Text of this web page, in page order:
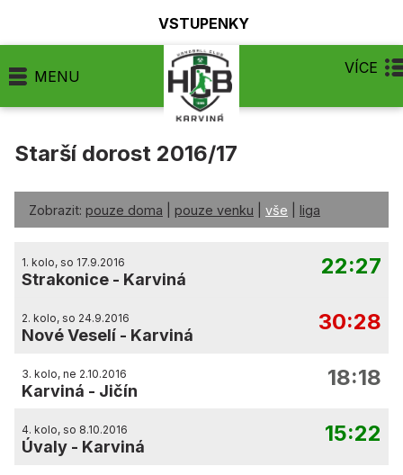
VSTUPENKY
MENU VÍCE
Starší dorost 2016/17
Zobrazit: pouze doma pouze venku vše liga
1. kolo, so 17.9.2016
Strakonice - Karviná
22:27
2. kolo, so 24.9.2016
Nové Veselí - Karviná
30:28
3. kolo, ne 2.10.2016
Karviná - Jičín
18:18
4. kolo, so 8.10.2016
Úvaly - Karviná
15:22